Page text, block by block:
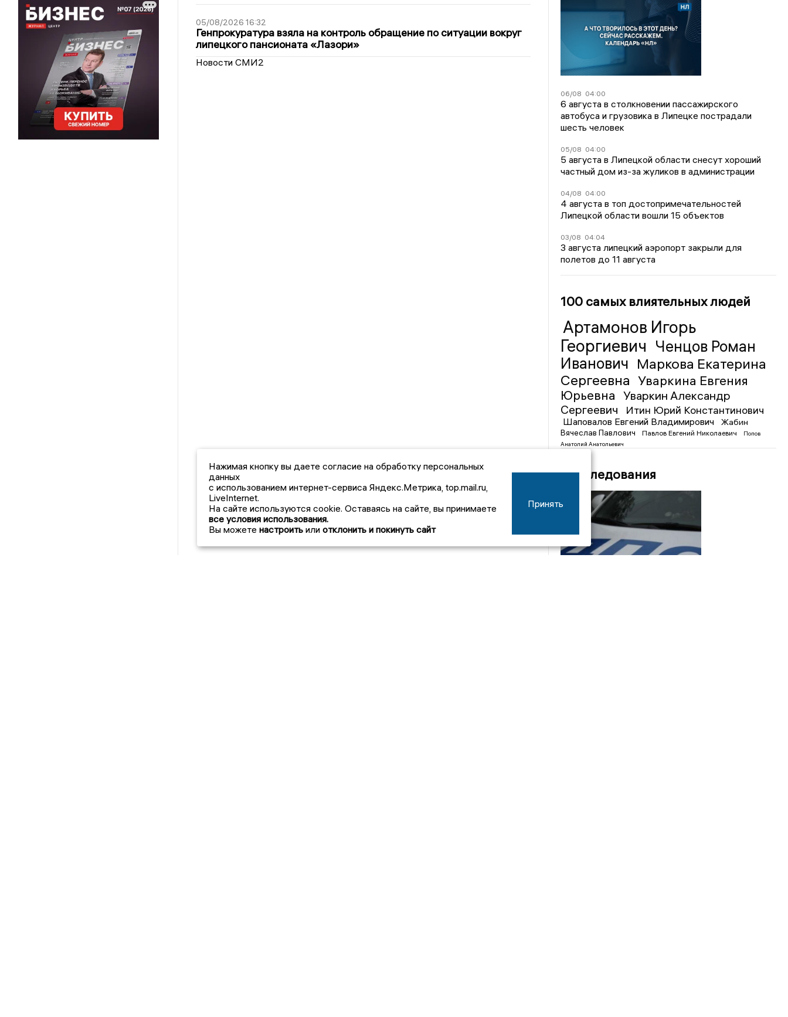
05/08/2026 16:32
Генпрокуратура взяла на контроль обращение по ситуации вокруг
липецкого пансионата «Лазори»
Новости СМИ2
06/08 04:00
6 августа в столкновении пассажирского
автобуса и грузовика в Липецке пострадали
шесть человек
05/08 04:00
5 августа в Липецкой области снесут хороший
частный дом из-за жуликов в администрации
04/08 04:00
4 августа в топ достопримечательностей
Липецкой области вошли 15 объектов
03/08 04:04
3 августа липецкий аэропорт закрыли для
полетов до 11 августа
100 самых влиятельных людей
Артамонов Игорь
Георгиевич Ченцов Роман
Иванович Маркова Екатерина
Сергеевна Уваркина Евгения
Юрьевна
Уваркин Александр
Сергеевич
Итин Юрий Константинович
Шаповалов Евгений Владимирович
Жабин
Вячеслав Павлович
Павлов Евгений Николаевич
Попов
Анатолий Анатольевич
Расследования
Нажимая кнопку вы даете согласие на обработку персональных
данных
с использованием интернет-сервиса Яндекс.Метрика, top.mail.ru,
LiveInternet.
На сайте используются cookie. Оставаясь на сайте, вы принимаете
все условия использования.
Вы можете настроить или отклонить и покинуть сайт
Принять